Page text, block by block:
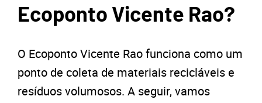
Ecoponto Vicente Rao?
O Ecoponto Vicente Rao funciona como um
ponto de coleta de materiais recicláveis e
resíduos volumosos. A seguir, vamos